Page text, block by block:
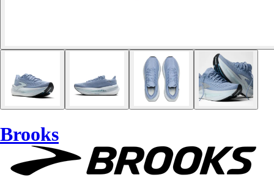
Brooks